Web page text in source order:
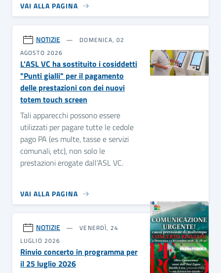
VAI ALLA PAGINA
NOTIZIE
DOMENICA, 02
AGOSTO 2026
L'ASL VC ha sostituito i cosiddetti
"Punti gialli" per il pagamento
delle prestazioni con dei nuovi
totem touch screen
Tali apparecchi possono essere
utilizzati per pagare tutte le cedole
pago PA (es multe, tasse e servizi
comunali, etc), non solo le
prestazioni erogate dall’ASL VC.
VAI ALLA PAGINA
NOTIZIE
VENERDÌ, 24
LUGLIO 2026
Rinvio concerto in programma per
il 25 luglio 2026